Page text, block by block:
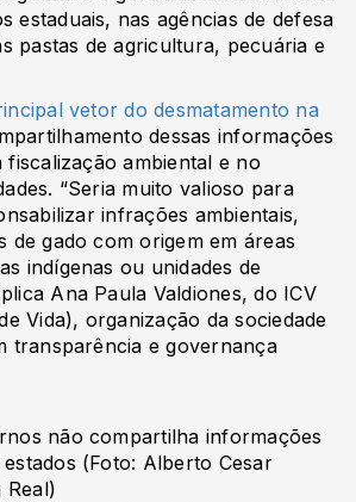
estaduais, nas agências de defesa
pastas de agricultura, pecuária e
vetor do desmatamento na
dessas informações
fiscalização ambiental e no
“Seria muito valioso para
infrações ambientais,
de gado com origem em áreas
indígenas ou unidades de
Ana Paula Valdiones, do ICV
Vida), organização da sociedade
transparência e governança
não compartilha informações
(Foto: Alberto Cesar
Real)